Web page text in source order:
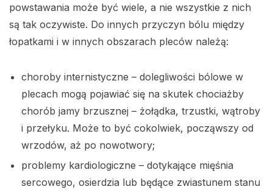
powstawania może być wiele, a nie wszystkie z nich
są tak oczywiste. Do innych przyczyn bólu między
łopatkami i w innych obszarach pleców należą:
choroby internistyczne – dolegliwości bólowe w
plecach mogą pojawiać się na skutek chociażby
chorób jamy brzusznej – żołądka, trzustki, wątroby
i przełyku. Może to być cokolwiek, począwszy od
wrzodów, aż po nowotwory;
problemy kardiologiczne – dotykające mięśnia
sercowego, osierdzia lub będące zwiastunem stanu